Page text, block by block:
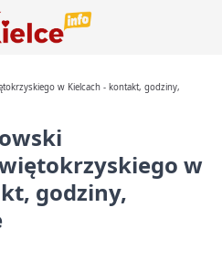
w Kielcach - kontakt, godziny,
w
godziny,